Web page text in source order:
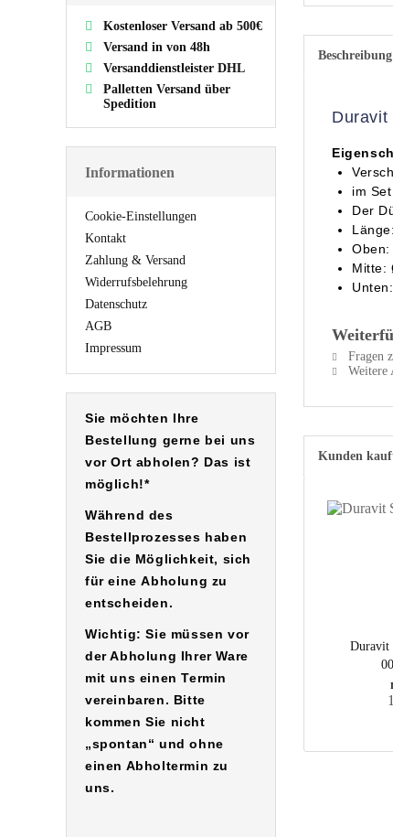
Kostenloser Versand ab 500€
Versand in von 48h
Versanddienstleister DHL
Palletten Versand über
Spedition
Informationen
Cookie-Einstellungen
Kontakt
Zahlung & Versand
Widerrufsbelehrung
Datenschutz
AGB
Impressum
Sie möchten Ihre
Bestellung gerne bei uns
vor Ort abholen? Das ist
möglich!*
Während des
Bestellprozesses haben
Sie die Möglichkeit, sich
für eineAbholung zu
entscheiden.
Wichtig: Sie müssen vor
der Abholung Ihrer Ware
mit uns einen Termin
vereinbaren. Bitte
kommen Sie nicht
„spontan“ und ohne
einen Abholtermin zu
uns.
Beschreibung
Duravit
im
Der
Mitte:
Fragen
Kunden
Duravit